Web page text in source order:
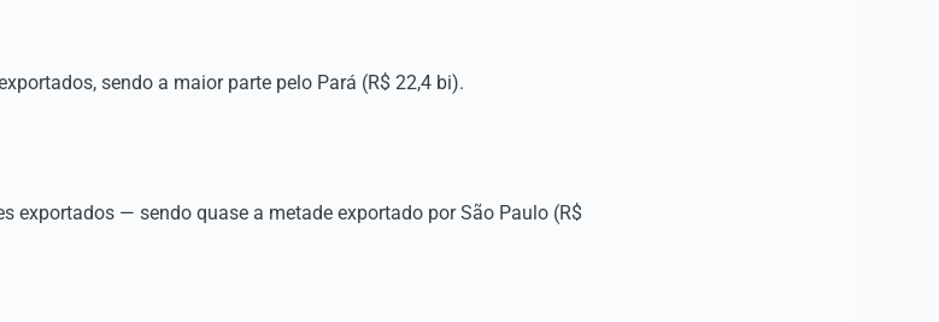
sendo a maior parte pelo Pará (R$ 22,4 bi).
exportados — sendo quase a metade exportado por São Paulo (R$